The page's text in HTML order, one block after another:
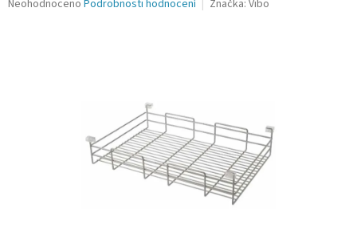
Průměrné
Neohodnoceno Podrobnosti hodnocení Značka: Vibo